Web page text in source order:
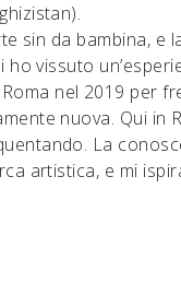
sin da bambina, e
ho vissuto
nel 2019 per
nuova. Qui in
La
artistica, e mi